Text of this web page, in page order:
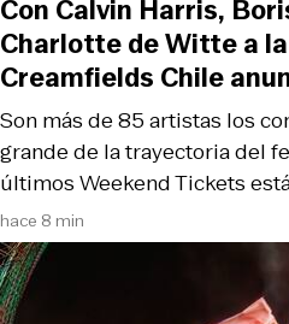
hace 8 min
Son más de 85 artistas los
grande de la trayectoria del
últimos Weekend Tickets
Con Calvin Harris,
Charlotte de Witte a
Creamfields Chile